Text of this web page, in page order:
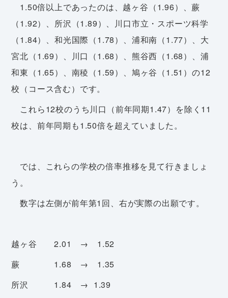
1.50倍以上であったのは、越ヶ谷（1.96）、蕨
（1.92）、所沢（1.89）、川口市立・スポーツ科学
（1.84）、和光国際（1.78）、浦和南（1.77）、大
宮北（1.69）、川口（1.68）、熊谷西（1.68）、浦
和東（1.65）、南稜（1.59）、鳩ヶ谷（1.51）の12
校（コース含む）です。
これら12校のうち川口（前年同期1.47）を除く11
校は、前年同期も1.50倍を超えていました。
では、これらの学校の倍率推移を見て行きましょ
う。
数字は左側が前年第1回、右が実際の出願です。
越ヶ谷 2.01 → 1.52
蕨 1.68 → 1.35
所沢 1.84 → 1.39